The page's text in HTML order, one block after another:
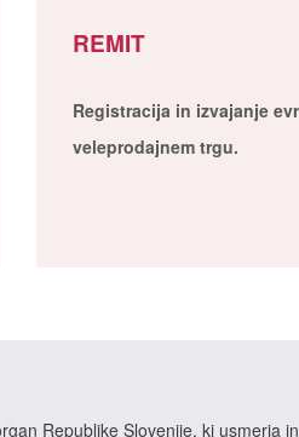
REMIT
Registracija in izvajanje
veleprodajnem trgu.
Republike Slovenije, ki usmerja